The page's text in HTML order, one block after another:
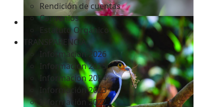
Rendición de cuentas
Convenios
Estatuto Orgánico
TRANSPARENCIA
Informacion 2026
Informacion 2025
Informacion 2024
Información 2023
Información 2022